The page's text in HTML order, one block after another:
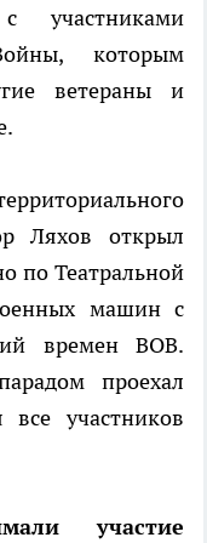
участниками
которым
ветераны и
Ляхов открыл
по Театральной
машин с
времен ВОВ.
проехал
все участников
участие